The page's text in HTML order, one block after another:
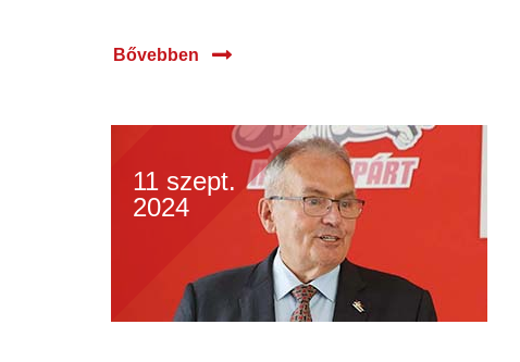
Bővebben
11 szept.
2024